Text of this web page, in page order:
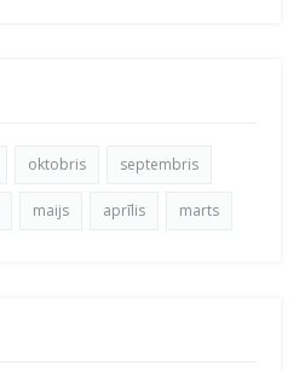
oktobris septembris
maijs aprīlis marts